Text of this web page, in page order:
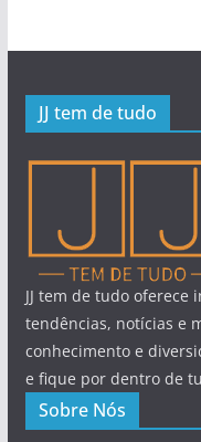
JJ tem de tudo
JJ tem de tudo oferece
tendências, notícias e
conhecimento e
e fique por dentro de
Sobre Nós